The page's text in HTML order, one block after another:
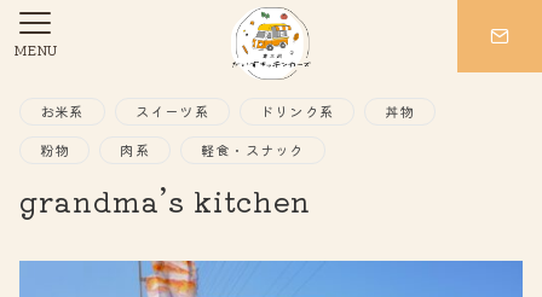
MENU
お米系 スイーツ系 ドリンク系
丼物
粉物
肉系 軽食・スナック
grandma’s kitchen